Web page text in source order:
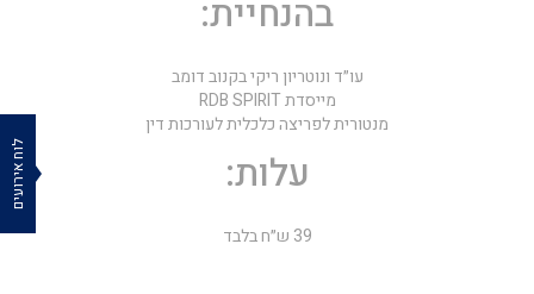
בהנחיית:
עו״ד ונוטריון ריקי בקנוב דומב
מייסדת RDB SPIRIT
מנטורית לפריצה כלכלית לעורכות דין
עלות:
39 ש״ח בלבד
לוח אירועים